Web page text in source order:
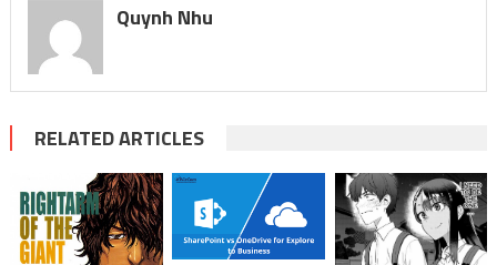
Quynh Nhu
RELATED ARTICLES